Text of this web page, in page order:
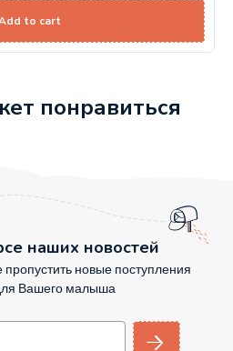
to cart
понравиться
наших новостей
новые поступления
Вашего малыша